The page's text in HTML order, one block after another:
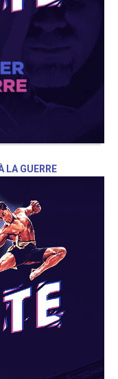
LA GUERRE